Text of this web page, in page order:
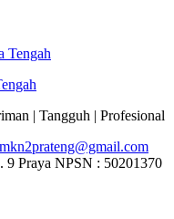
| Tangguh | Profesional
9 Praya NPSN : 50201370